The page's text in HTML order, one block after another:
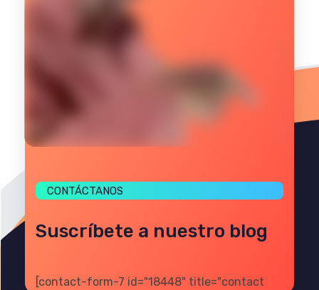
CONTÁCTANOS
Suscríbete a nuestro blog
[contact-form-7 id="18448" title="contact